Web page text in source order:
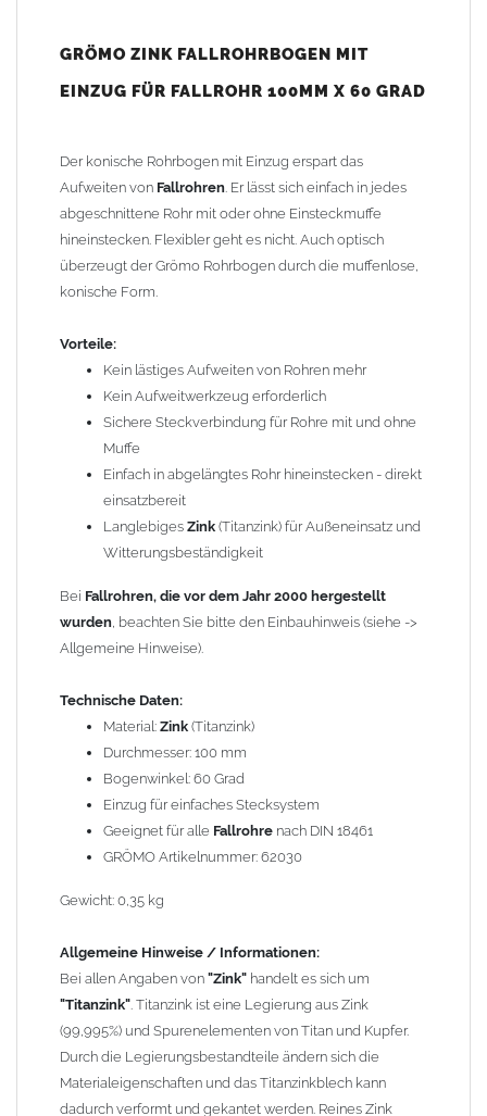
Hinweise).
Technische Daten:
Material:Zink (Titanzink)
Durchmesser: 100 mm
Bogenwinkel: 60 Grad
Geeignet für alle
GRÖMO Artikelnummer: 62030
Gewicht: 0,35 kg
Allgemeine Hinweise / Informationen:
Bei allen Angaben von "Zink"
Titanzink ist eine Legierung aus Zink (99,995%) und
Spurenelementen von Titan und Kupfer. Durch die
und das Titanzinkblech kann dadurch verformt und gekantet
werden. Reines Zink würde beim Kanten brechen.
Kupferbauteile nicht mit Zink, Aluminium oder verzinkten
Bauteilen zusammen verbaut werden. Diese Metalle werden
durch Kupferionen stark angegriffen, insbesondere wenn
Regenwasser von Kupfer auf sie fließt. Lösung: Materialien
trennen (z. B. durch Trennstreifen oder Beschichtungen) und den
Wasserfluss so lenken, dass er nur von Zink, Aluminium und
verzinkten Bauteilen in Richtung Kupfer verläuft.
können miteinander verbaut werden, da sie in der
Kupfer kann mit Edelstahl und Blei kombiniert werden, da keine
erhebliche Kontaktkorrosion auftritt.
Einbauhinweis bei altengelöteten und gefalzten
Regenfallrohren (Rohre hergestellt vor 2000): Der Umbau bei
gefalzten Alu-, Kupferrohren und gelöteten Zinkrohren ist oft
GRÖMO ZINK FALLROHRBOGEN MIT
EINZUG FÜR FALLROHR 100MM X 60 GRAD
Der konische Rohrbogen mit Einzug erspart das
Aufweiten von Fallrohren. Er lässt sich einfach in jedes
abgeschnittene Rohr mit oder ohne Einsteckmuffe
hineinstecken. Flexibler geht es nicht. Auch optisch
überzeugt der Grömo Rohrbogen durch die muffenlose,
konische Form.
Vorteile:
Kein lästiges Aufweiten von Rohren mehr
Kein Aufweitwerkzeug erforderlich
Sichere Steckverbindung für Rohre mit und ohne
Muffe
Einfach in abgelängtes Rohr hineinstecken - direkt
einsatzbereit
Langlebiges Zink (Titanzink) für Außeneinsatz und
Witterungsbeständigkeit
Bei Fallrohren, die vor dem Jahr 2000 hergestellt
wurden, beachten Sie bitte den Einbauhinweis (siehe ->
Allgemeine Hinweise).
Technische Daten:
Material: Zink (Titanzink)
Durchmesser: 100 mm
Bogenwinkel: 60 Grad
Einzug für einfaches Stecksystem
Geeignet für alle Fallrohre nach DIN 18461
GRÖMO Artikelnummer: 62030
Gewicht: 0,35 kg
Allgemeine Hinweise / Informationen:
Bei allen Angaben von "Zink" handelt es sich um
"Titanzink". Titanzink ist eine Legierung aus Zink
(99,995%) und Spurenelementen von Titan und Kupfer.
Durch die Legierungsbestandteile ändern sich die
Materialeigenschaften und das Titanzinkblech kann
dadurch verformt und gekantet werden. Reines Zink